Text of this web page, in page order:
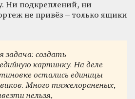
Ни подкреплений, ни
не привёз – только ящики
задача: создать
картинку. На деле
остались единицы
Много тяжелораненых,
нельзя,